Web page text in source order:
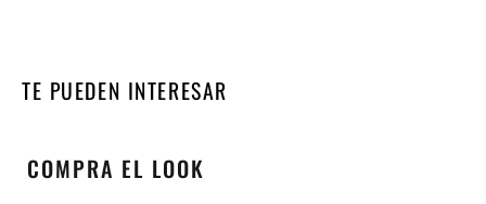
TE PUEDEN INTERESAR
COMPRA EL LOOK